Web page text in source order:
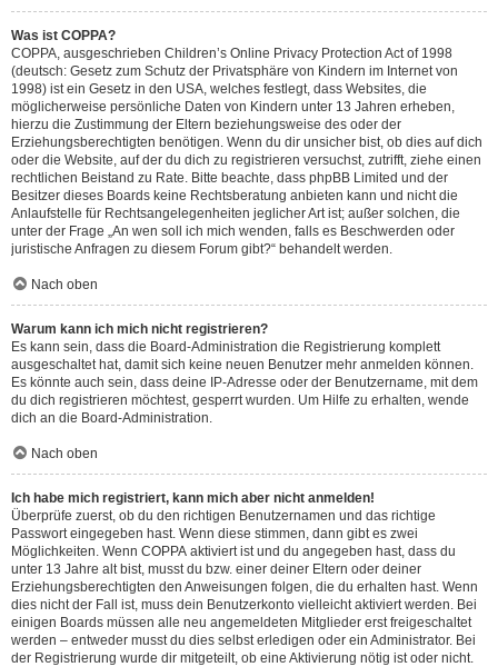
Was ist COPPA?
COPPA, ausgeschrieben Children’s Online Privacy Protection Act of 1998
(deutsch: Gesetz zum Schutz der Privatsphäre von Kindern im Internet von
1998) ist ein Gesetz in den USA, welches festlegt, dass Websites, die
möglicherweise persönliche Daten von Kindern unter 13 Jahren erheben,
hierzu die Zustimmung der Eltern beziehungsweise des oder der
Erziehungsberechtigten benötigen. Wenn du dir unsicher bist, ob dies auf dich
oder die Website, auf der du dich zu registrieren versuchst, zutrifft, ziehe einen
rechtlichen Beistand zu Rate. Bitte beachte, dass phpBB Limited und der
Besitzer dieses Boards keine Rechtsberatung anbieten kann und nicht die
Anlaufstelle für Rechtsangelegenheiten jeglicher Art ist; außer solchen, die
unter der Frage „An wen soll ich mich wenden, falls es Beschwerden oder
juristische Anfragen zu diesem Forum gibt?“ behandelt werden.
Nach oben
Warum kann ich mich nicht registrieren?
Es kann sein, dass die Board-Administration die Registrierung komplett
ausgeschaltet hat, damit sich keine neuen Benutzer mehr anmelden können.
Es könnte auch sein, dass deine IP-Adresse oder der Benutzername, mit dem
du dich registrieren möchtest, gesperrt wurden. Um Hilfe zu erhalten, wende
dich an die Board-Administration.
Nach oben
Ich habe mich registriert, kann mich aber nicht anmelden!
Überprüfe zuerst, ob du den richtigen Benutzernamen und das richtige
Passwort eingegeben hast. Wenn diese stimmen, dann gibt es zwei
Möglichkeiten. Wenn COPPA aktiviert ist und du angegeben hast, dass du
unter 13 Jahre alt bist, musst du bzw. einer deiner Eltern oder deiner
Erziehungsberechtigten den Anweisungen folgen, die du erhalten hast. Wenn
dies nicht der Fall ist, muss dein Benutzerkonto vielleicht aktiviert werden. Bei
einigen Boards müssen alle neu angemeldeten Mitglieder erst freigeschaltet
werden – entweder musst du dies selbst erledigen oder ein Administrator. Bei
der Registrierung wurde dir mitgeteilt, ob eine Aktivierung nötig ist oder nicht.